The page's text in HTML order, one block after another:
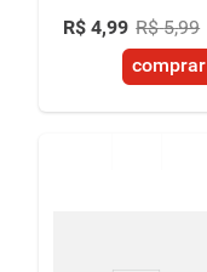
R$ 4,99 R$ 5,99
comprar